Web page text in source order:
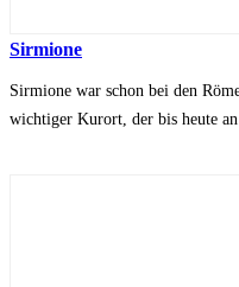
Sirmione
Sirmione war schon bei den
wichtiger Kurort, der bis heute